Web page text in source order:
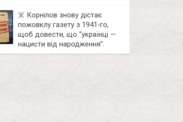
☠️ Корнілов знову дістає
пожовклу газету з 1941‑го,
щоб довести, що “українці —
нацисти від народження”.